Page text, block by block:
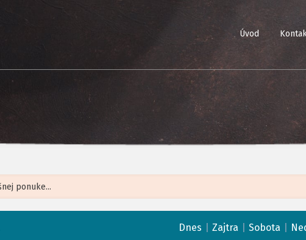
Úvod
Dnes Zajtra Sobota